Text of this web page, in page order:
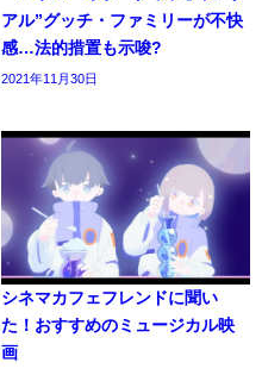
アル”グッチ・ファミリーが不快
感…法的措置も示唆?
2021年11月30日
シネマカフェフレンドに聞い
た！おすすめのミュージカル映
画